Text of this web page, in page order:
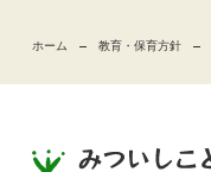
ホーム 教育・保育方針